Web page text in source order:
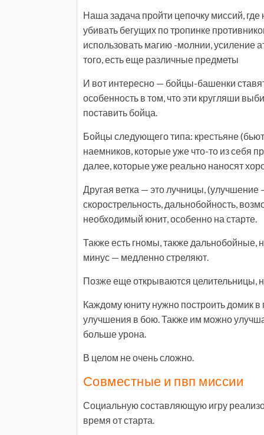
Наша задача пройти цепочку миссий,
убивать бегущих по тропинке
использовать магию -молнии, усиление
того, есть еще различные предметы
И вот интересно — бойцы-башенки
особенность в том, что эти кругляши
поставить бойца.
Бойцы следующего типа: крестьяне
наемников, которые уже что-то из себя
далее, которые уже реально наносят
Другая ветка — это лучницы,
скорострельность, дальнобойность,
необходимый юнит, особенно на старте.
Также есть гномы, также дальнобойные,
минус — медленно стреляют.
Позже еще открываются целительницы,
Каждому юниту нужно построить домик в
улучшения в бою. Также им можно
больше урона.
В целом не очень сложно.
Совместные и пвп миссии
Социальную составляющую игру
время от старта.